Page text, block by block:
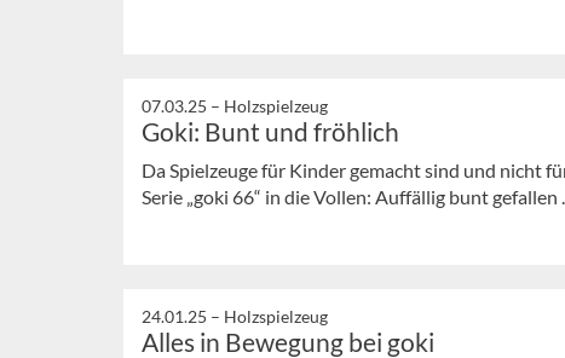
07.03.25 – Holzspielzeug
Goki: Bunt und fröhlich
Da Spielzeuge für Kinder gemacht sind und nicht
Serie „goki 66“ in die Vollen: Auffällig bunt gefallen
24.01.25 – Holzspielzeug
Alles in Bewegung bei goki